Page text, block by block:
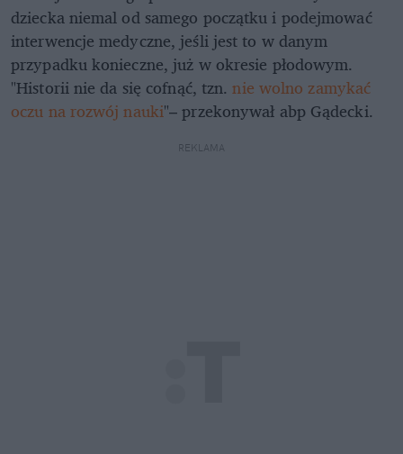
dziecka niemal od samego początku i podejmować
interwencje medyczne, jeśli jest to w danym
przypadku konieczne, już w okresie płodowym.
"Historii nie da się cofnąć, tzn.nie wolno zamykać
oczu na rozwój nauki"– przekonywał abp Gądecki.
REKLAMA